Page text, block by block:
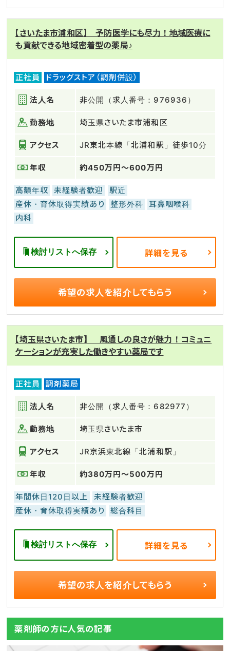
【さいたま市浦和区】 予防医学にも尽力！地域医療に
も貢献できる地域密着型の薬局♪
正社員 ドラッグストア（調剤併設）
法人名 非公開（求人番号：976936）
勤務地 埼玉県さいたま市浦和区
アクセス JR東北本線「北浦和駅」徒歩10分
年収 約450万円～600万円
高額年収 未経験者歓迎
駅近
産休・育休取得実績あり
整形外科
耳鼻咽喉科
内科
検討リストへ保存 詳細を見る
希望の求人を紹介してもらう
【埼玉県さいたま市】 風通しの良さが魅力！コミュニ
ケーションが充実した働きやすい薬局です
正社員 調剤薬局
法人名 非公開（求人番号：682977）
勤務地 埼玉県さいたま市
アクセス JR京浜東北線「北浦和駅」
年収 約380万円～500万円
年間休日120日以上
未経験者歓迎
産休・育休取得実績あり
総合科目
検討リストへ保存 詳細を見る
希望の求人を紹介してもらう
薬剤師の方に人気の記事